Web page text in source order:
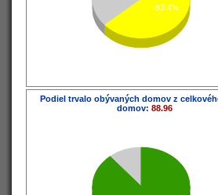
63.4%
Podiel trvalo obývaných domov z
domov: 88.96